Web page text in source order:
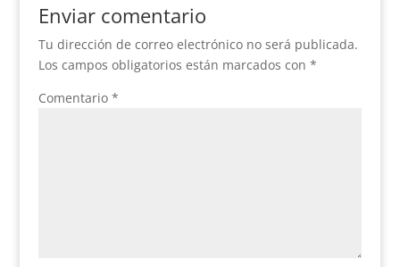
Enviar comentario
Tu dirección de correo electrónico no será publicada.
Los campos obligatorios están marcados con *
Comentario *